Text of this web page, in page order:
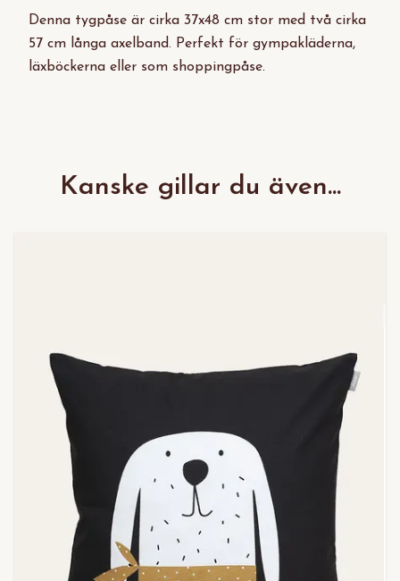
Denna tygpåse är cirka 37x48 cm stor med två cirka
57 cm långa axelband. Perfekt för gympakläderna,
läxböckerna eller som shoppingpåse.
Kanske gillar du även...